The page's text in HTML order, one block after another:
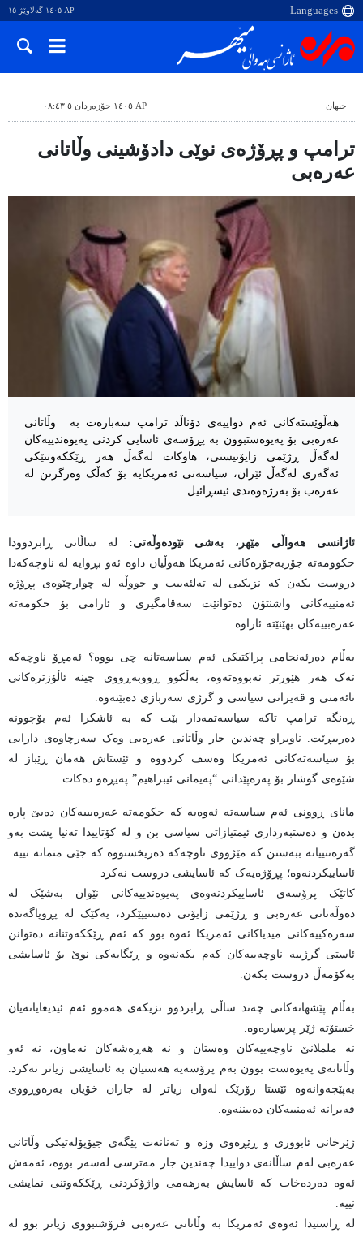
AP ١٤٠٥ گەلاوێژ ١٥
جیهان AP ١٤٠٥ جۆزەردان ٥ ٠٨:٤٣
ترامپ و پڕۆژەی نوێی دادۆشینی وڵاتانی
عەرەبی
هەڵوێستەکانی ئەم دواییەی دۆناڵد ترامپ سەبارەت بە وڵاتانی
عەرەبی بۆ پەیوەستبوون بە پڕۆسەی ئاسایی کردنی پەیوەندییەکان
لەگەڵ ڕژێمی زایۆنیستی، هاوکات لەگەڵ هەر ڕێککەوتنێکی
ئەگەری لەگەڵ ئێران، سیاسەتی ئەمریکایە بۆ کەڵک وەرگرتن لە
عەرەب بۆ بەرژەوەندی ئیسڕائیل.
ئاژانسی هەواڵی مێهر، بەشی نێودەوڵەتی: لە ساڵانی ڕابردوودا
حکوومەتە جۆربەجۆرەکانی ئەمریکا هەوڵیان داوە ئەو بڕوایە لە ناوچەکەدا
دروست بکەن کە نزیکیی لە تەلئەبیب و جووڵە لە چوارچێوەی پڕۆژە
ئەمنییەکانی واشنتۆن دەتوانێت سەقامگیری و ئارامی بۆ حکومەتە
عەرەبییەکان بهێنێتە ئاراوە.
بەڵام دەرئەنجامی پراکتیکی ئەم سیاسەتانە چی بووە؟ ئەمڕۆ ناوچەکە
نەک هەر هێورتر نەبووەتەوە، بەڵکوو ڕووبەڕووی چینە ئاڵۆزترەکانی
نائەمنی و قەیرانی سیاسی و گرژی سەربازی دەبێتەوە.
ڕەنگە ترامپ تاکە سیاسەتمەدار بێت کە بە ئاشکرا ئەم بۆچوونە
دەرببڕێت. ناوبراو چەندین جار وڵاتانی عەرەبی وەک سەرچاوەی دارایی
بۆ سیاسەتەکانی ئەمریکا وەسف کردووە و ئێستاش هەمان ڕێباز لە
شێوەی گوشار بۆ پەرەپێدانی “پەیمانی ئیبراهیم” پەیڕەو دەکات.
مانای ڕوونی ئەم سیاسەتە ئەوەیە کە حکومەتە عەرەبییەکان دەبێ پارە
بدەن و دەستبەرداری ئیمتیازاتی سیاسی بن و لە کۆتاییدا تەنیا پشت بەو
گەرەنتییانە ببەستن کە مێژووی ناوچەکە دەریخستووە کە جێی متمانە نییە.
ئاساییکردنەوە؛ پڕۆژەیەک کە ئاسایشی دروست نەکرد
کاتێک پرۆسەی ئاساییکردنەوەی پەیوەندییەکانی نێوان بەشێک لە
دەوڵەتانی عەرەبی و ڕژێمی زایۆنی دەستیپێکرد، یەکێک لە پڕوپاگەندە
سەرەکییەکانی میدیاکانی ئەمریکا ئەوە بوو کە ئەم ڕێککەوتنانە دەتوانن
ئاستی گرژییە ناوچەییەکان کەم بکەنەوە و ڕێگایەکی نوێ بۆ ئاسایشی
بەکۆمەڵ دروست بکەن.
بەڵام پێشهاتەکانی چەند ساڵی ڕابردوو نزیکەی هەموو ئەم ئیدیعایانەیان
خستۆتە ژێر پرسیارەوە.
نە ململانێ ناوچەییەکان وەستان و نە هەڕەشەکان نەماون، نە ئەو
وڵاتانەی پەیوەست بوون بەم پرۆسەیە هەستیان بە ئاسایشی زیاتر نەکرد.
بەپێچەوانەوە ئێستا زۆرێک لەوان زیاتر لە جاران خۆیان بەرەوڕووی
قەیرانە ئەمنییەکان دەبیننەوە.
ژێرخانی ئابووری و ڕێڕەوی وزە و تەنانەت پێگەی جیۆپۆلەتیکی وڵاتانی
عەرەبی لەم ساڵانەی دواییدا چەندین جار مەترسی لەسەر بووە، ئەمەش
ئەوە دەردەخات کە ئاسایش بەرهەمی واژۆکردنی ڕێککەوتنی نمایشی
نییە.
لە ڕاستیدا ئەوەی ئەمریکا بە وڵاتانی عەرەبی فرۆشتبووی زیاتر بوو لە